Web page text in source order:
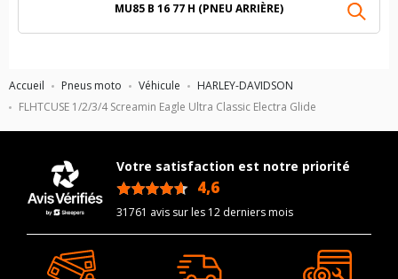
Accueil Pneus moto Véhicule
HARLEY-DAVIDSON
FLHTCUSE 1/2/3/4 Screamin Eagle Ultra Classic Electra Glide
MU85 B 16 77 H (PNEU ARRIÈRE)
Votre satisfaction est notre priorité
4,6
31761 avis sur les 12 derniers mois